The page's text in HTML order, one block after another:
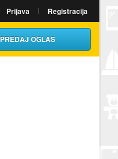
Prijava Registracija
PREDAJ OGLAS